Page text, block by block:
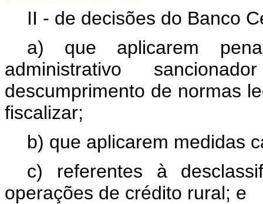
II - de decisões do Banco
a) que aplicarem
administrativo
descumprimento de normas
fiscalizar;
b) que aplicarem medidas
c) referentes à
operações de crédito rural; e